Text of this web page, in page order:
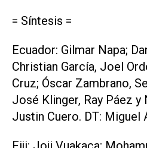
= Síntesis =
Ecuador: Gilmar Napa;
Christian García, Joel
Cruz; Óscar Zambrano,
José Klinger, Ray Páez y
Justin Cuero. DT: Miguel